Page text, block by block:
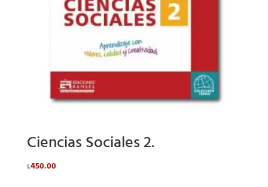
Ciencias Sociales 2.
L450.00